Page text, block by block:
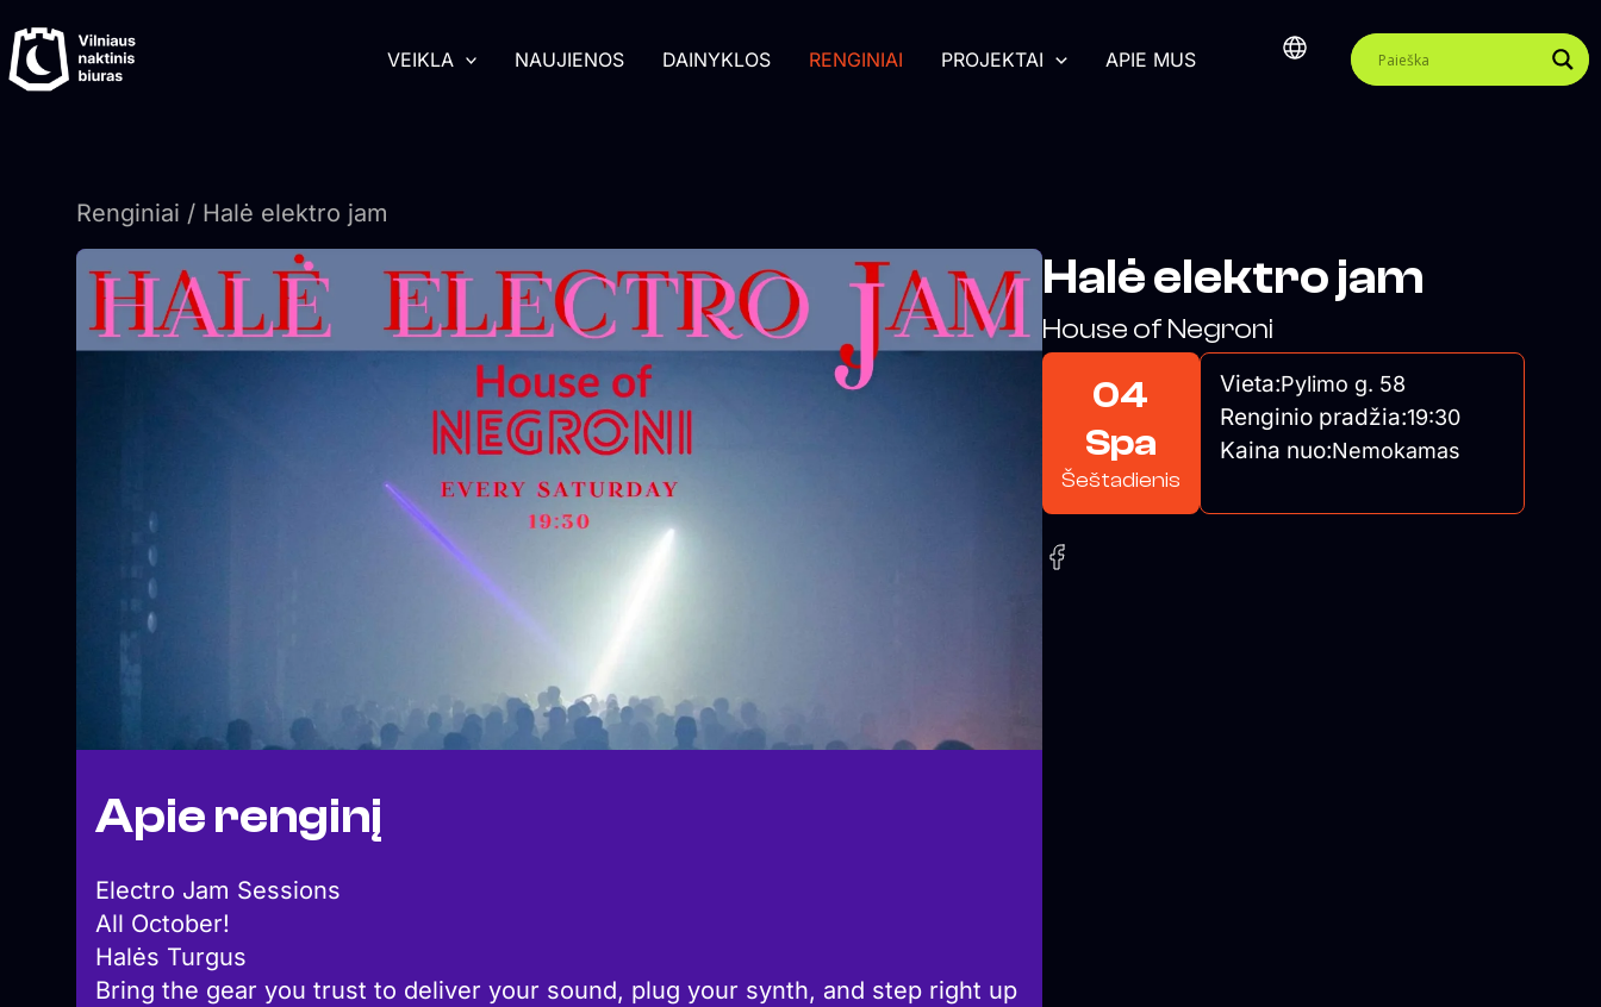
prie
turinio
VEIKLA NAUJIENOS DAINYKLOS RENGINIAI PROJEKTAI APIE MUS
Renginiai / Halė elektro jam
Apie renginį
Electro Jam Sessions
All October!
Halės Turgus
Bring the gear you trust to deliver your sound, plug your synth, and step right up
Halė elektro jam
House of Negroni
04
Spa
Šeštadienis
Vieta:Pylimo g. 58
Renginio pradžia:19:30
Kaina nuo:Nemokamas